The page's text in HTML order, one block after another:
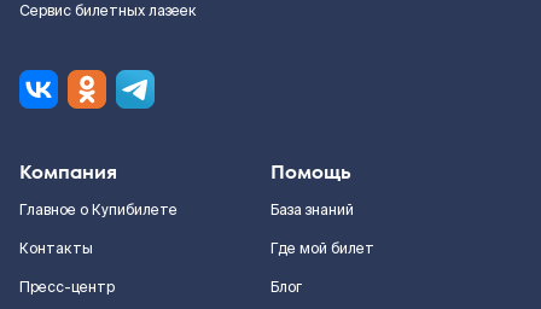
Сервис билетных лазеек
Компания
Главное о Купибилете
Контакты
Пресс-центр
Помощь
База знаний
Где мой билет
Блог